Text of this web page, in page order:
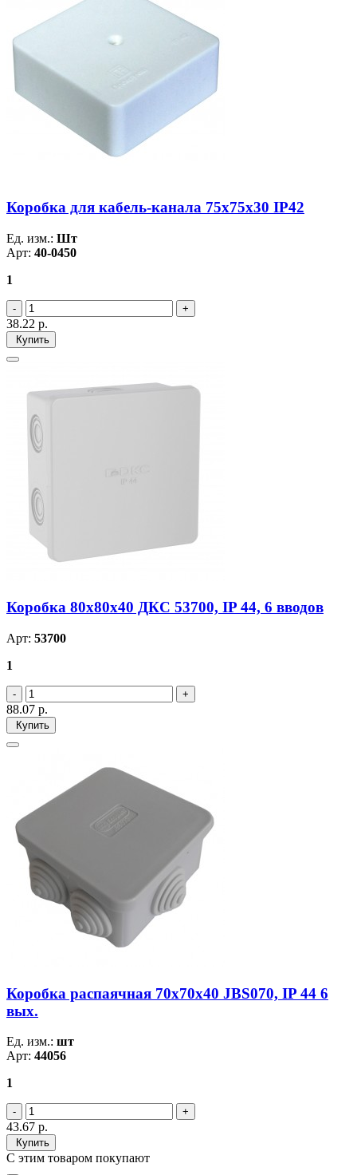
Коробка для кабель-канала 75х75х30 IP42
Ед. изм.: Шт
Арт: 40-0450
1
38.22 р.
Купить
Коробка 80х80х40 ДКС 53700, IP 44, 6 вводов
Арт: 53700
1
88.07 р.
Купить
Коробка распаячная 70х70х40 JBS070, IP 44 6
вых.
Ед. изм.: шт
Арт: 44056
1
43.67 р.
Купить
С этим товаром покупают